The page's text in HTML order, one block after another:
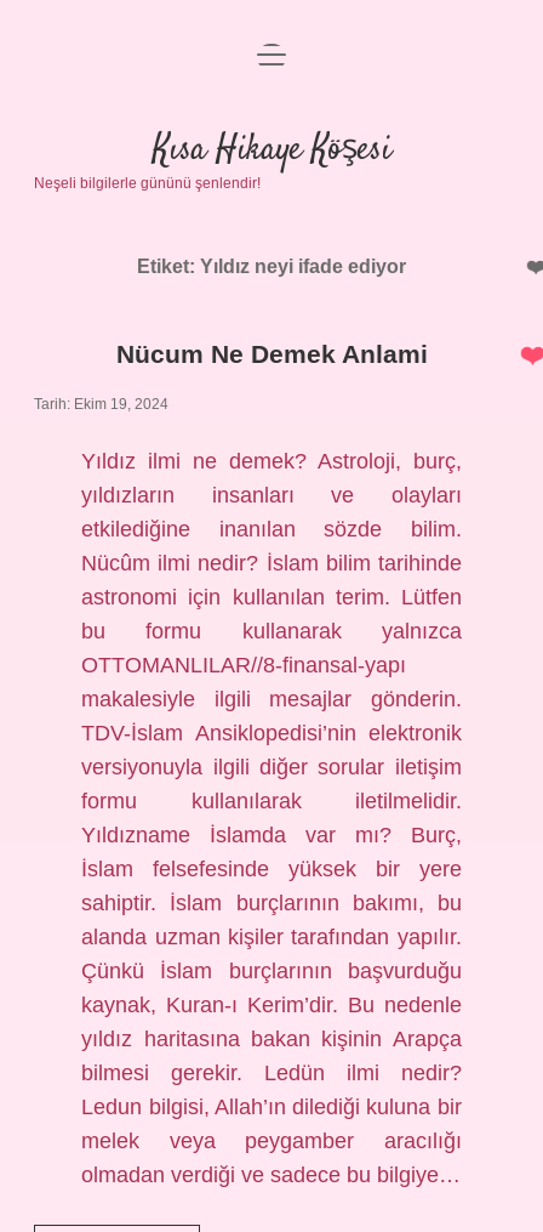
Anasayfa
Gizlilik Politikası
Yasal Uyarı
menüyü
Kısa Hikaye Köşesi
Neşeli bilgilerle gününü şenlendir!
Etiket: Yıldız neyi ifade ediyor
Nücum Ne Demek Anlami
Tarih: Ekim 19, 2024
Yıldız ilmi ne demek? Astroloji, burç,
yıldızların insanları ve olayları
etkilediğine inanılan sözde bilim.
Nücûm ilmi nedir? İslam bilim tarihinde
astronomi için kullanılan terim. Lütfen
bu formu kullanarak yalnızca
OTTOMANLILAR//8-finansal-yapı
makalesiyle ilgili mesajlar gönderin.
TDV-İslam Ansiklopedisi’nin elektronik
versiyonuyla ilgili diğer sorular iletişim
formu kullanılarak iletilmelidir.
Yıldızname İslamda var mı? Burç,
İslam felsefesinde yüksek bir yere
sahiptir. İslam burçlarının bakımı, bu
alanda uzman kişiler tarafından yapılır.
Çünkü İslam burçlarının başvurduğu
kaynak, Kuran-ı Kerim’dir. Bu nedenle
yıldız haritasına bakan kişinin Arapça
bilmesi gerekir. Ledün ilmi nedir?
Ledun bilgisi, Allah’ın dilediği kuluna bir
melek veya peygamber aracılığı
olmadan verdiği ve sadece bu bilgiye…